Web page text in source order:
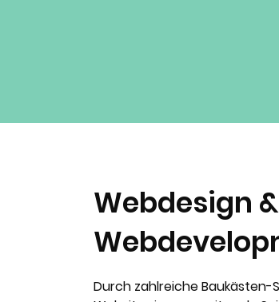
Webdesign &
Durch zahlreiche